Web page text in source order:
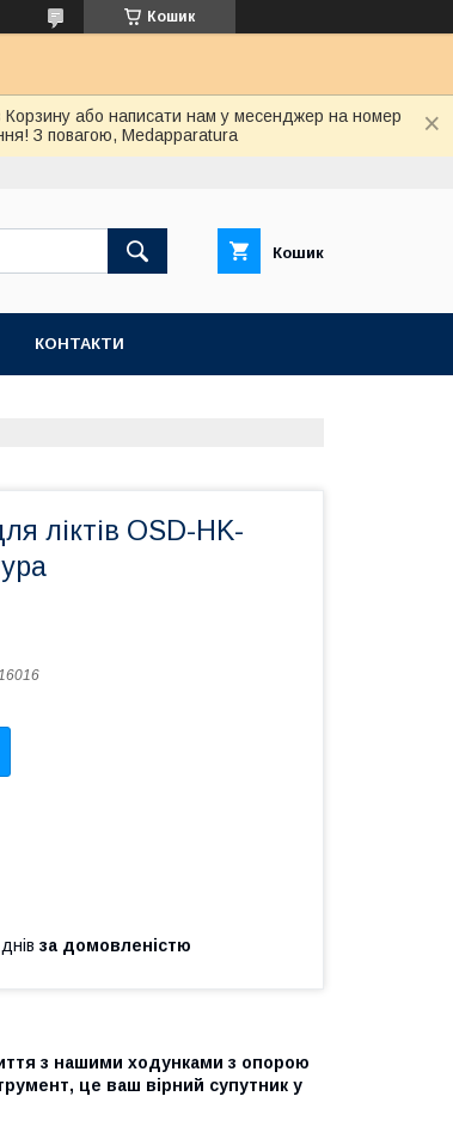
Кошик
або написати нам у месенджер на номер
З повагою, Medapparatura
Кошик
КОНТАКТИ
ліктів OSD-HK-
за домовленістю
з нашими ходунками з опорою
це ваш вірний супутник у